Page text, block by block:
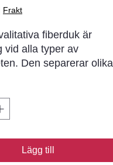
Frakt
fiberduk är
vid alla typer av
Den separerar olika
Lägg till